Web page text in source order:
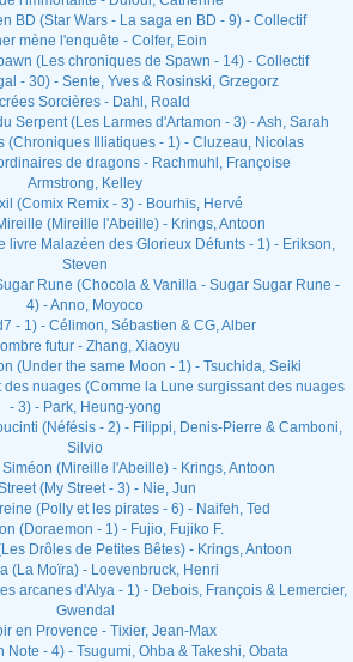
BD (Star Wars - La saga en BD - 9) - Collectif
mène l'enquête - Colfer, Eoin
(Les chroniques de Spawn - 14) - Collectif
- 30) - Sente, Yves & Rosinski, Grzegorz
Sorcières - Dahl, Roald
Serpent (Les Larmes d'Artamon - 3) - Ash, Sarah
(Chroniques Illiatiques - 1) - Cluzeau, Nicolas
de dragons - Rachmuhl, Françoise
Armstrong, Kelley
(Comix Remix - 3) - Bourhis, Hervé
(Mireille l'Abeille) - Krings, Antoon
livre Malazéen des Glorieux Défunts - 1) - Erikson,
Steven
Rune (Chocola & Vanilla - Sugar Sugar Rune -
4) - Anno, Moyoco
- 1) - Célimon, Sébastien & CG, Alber
futur - Zhang, Xiaoyu
(Under the same Moon - 1) - Tsuchida, Seiki
nuages (Comme la Lune surgissant des nuages
- 3) - Park, Heung-yong
(Néfésis - 2) - Filippi, Denis-Pierre & Camboni,
Silvio
(Mireille l'Abeille) - Krings, Antoon
(My Street - 3) - Nie, Jun
(Polly et les pirates - 6) - Naifeh, Ted
(Doraemon - 1) - Fujio, Fujiko F.
Drôles de Petites Bêtes) - Krings, Antoon
(La Moïra) - Loevenbruck, Henri
arcanes d'Alya - 1) - Debois, François & Lemercier,
Gwendal
en Provence - Tixier, Jean-Max
Note - 4) - Tsugumi, Ohba & Takeshi, Obata